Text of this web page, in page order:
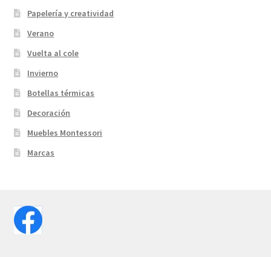
Papelería y creatividad
Verano
Vuelta al cole
Invierno
Botellas térmicas
Decoración
Muebles Montessori
Marcas